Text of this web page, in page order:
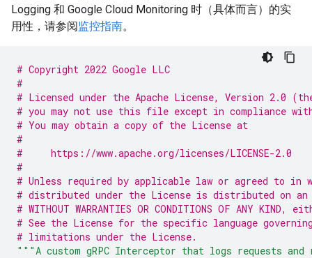
Logging 和 Google Cloud Monitoring 时（具体而言）的实
用性，请参阅监控指南。
# Copyright 2022 Google LLC
#
# Licensed under the Apache License, Version 2.0
# you may not use this file except in compliance
# You may obtain a copy of the License at
#
#     https://www.apache.org/licenses/LICENSE-2.0
#
# Unless required by applicable law or agreed to in
# distributed under the License is distributed on an
# WITHOUT WARRANTIES OR CONDITIONS OF ANY
# See the License for the specific language
# limitations under the License.
"""A custom gRPC Interceptor that logs requests and